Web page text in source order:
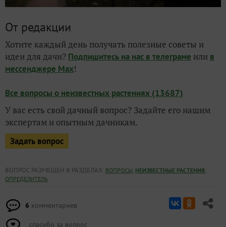
От редакции
Хотите каждый день получать полезные советы и
идеи для дачи? Подпишитесь на нас в телеграме или в
мессенджере Max!
Все вопросы о неизвестных растениях (13687)
У вас есть свой дачный вопрос? Задайте его нашим
экспертам и опытным дачникам.
Задать вопрос
ВОПРОС РАЗМЕЩЕН В РАЗДЕЛАХ: ВОПРОСЫ, НЕИЗВЕСТНЫЕ РАСТЕНИЯ,
ОПРЕДЕЛИТЕЛЬ
6 комментариев
спасибо за вопрос